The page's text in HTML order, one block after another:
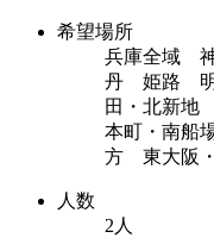
希望場所
兵庫全域
丹 姫路
田・北新
本町・南
方 東大阪
人数
2人